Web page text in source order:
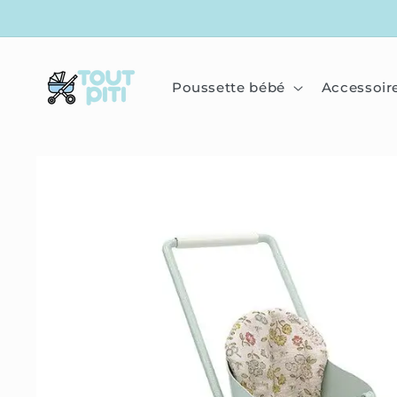
ET
AU
CONTENU
Poussette bébé